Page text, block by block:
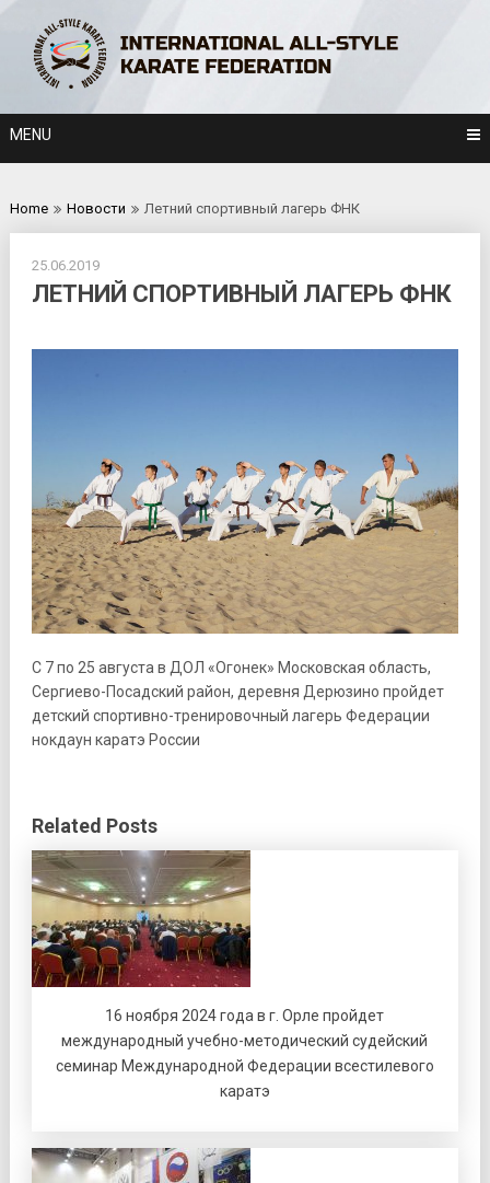
content
MENU
Home Новости Летний спортивный лагерь ФНК
25.06.2019
ЛЕТНИЙ СПОРТИВНЫЙ ЛАГЕРЬ ФНК
С 7 по 25 августа в ДОЛ «Огонек» Московская область,
Сергиево-Посадский район, деревня Дерюзино пройдет
детский спортивно-тренировочный лагерь Федерации
нокдаун каратэ России
Related Posts
16 ноября 2024 года в г. Орле пройдет
международный учебно-методический судейский
семинар Международной Федерации всестилевого
каратэ